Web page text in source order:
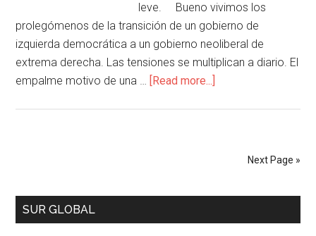
leve. Bueno vivimos los
prolegómenos de la transición de un gobierno de
izquierda democrática a un gobierno neoliberal de
extrema derecha. Las tensiones se multiplican a diario. El
empalme motivo de una … [Read more...]
Next Page »
SUR GLOBAL